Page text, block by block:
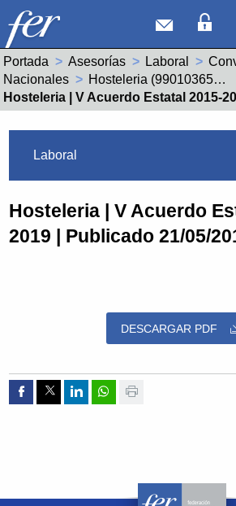
Correo
Portada Asesorías Laboral
Nacionales
Hosteleria (99010365011900)
Actual:
Hosteleria | V Acuerdo Estatal 2015-2019 |
Laboral
Hosteleria | V Acuerdo
2019 | Publicado 21/05/
DESCARGAR PDF
Compartir por Facebook
Compartir por Twitter
Compartir por Linkedin
Compartir por
Imprimir